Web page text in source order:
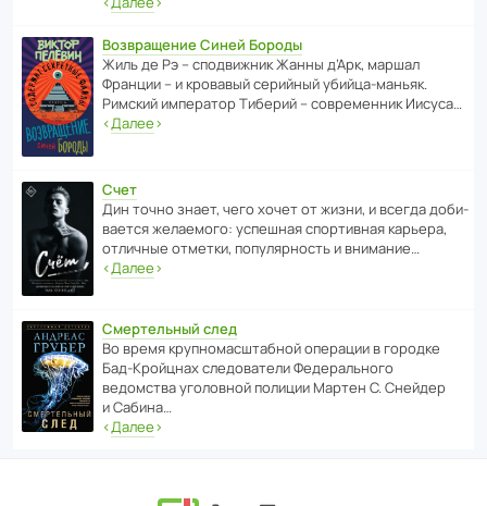
Возвращение Синей Бороды
Жиль де Рэ – спод­ви­жник Жанны д’Арк, маршал
Франции – и кровавый серийный убийца-маньяк.
Римский импе­ратор Тиберий – совре­менник Иисуса…
‹Далее›
Счет
Дин точно знает, чего хочет от жизни, и всегда доби­
ва­ется жела­е­мого: успе­шная спор­ти­вная карьера,
отли­чные отметки, попу­ля­р­ность и внимание…
‹Далее›
Смертельный след
Во время круп­но­мас­ш­та­бной операции в городке
Бад‑Крой­цнах следо­ва­тели Феде­раль­ного
ведомства уголо­вной полиции Мартен С. Снейдер
и Сабина…
‹Далее›